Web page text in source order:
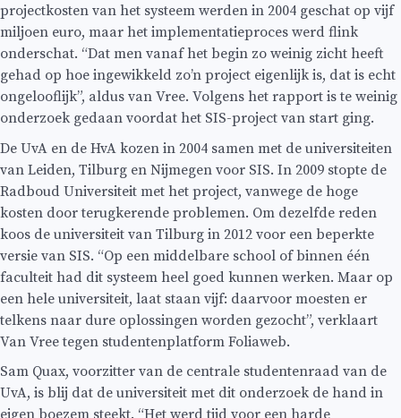
projectkosten van het systeem werden in 2004 geschat op vijf
miljoen euro, maar het implementatieproces werd flink
onderschat. “Dat men vanaf het begin zo weinig zicht heeft
gehad op hoe ingewikkeld zo’n project eigenlijk is, dat is echt
ongelooflijk”, aldus van Vree. Volgens het rapport is te weinig
onderzoek gedaan voordat het SIS-project van start ging.
De UvA en de HvA kozen in 2004 samen met de universiteiten
van Leiden, Tilburg en Nijmegen voor SIS. In 2009 stopte de
Radboud Universiteit met het project, vanwege de hoge
kosten door terugkerende problemen. Om dezelfde reden
koos de universiteit van Tilburg in 2012 voor een beperkte
versie van SIS. “Op een middelbare school of binnen één
faculteit had dit systeem heel goed kunnen werken. Maar op
een hele universiteit, laat staan vijf: daarvoor moesten er
telkens naar dure oplossingen worden gezocht”, verklaart
Van Vree tegen studentenplatform Foliaweb.
Sam Quax, voorzitter van de centrale studentenraad van de
UvA, is blij dat de universiteit met dit onderzoek de hand in